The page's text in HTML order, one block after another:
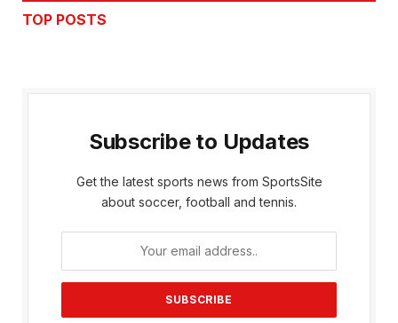
TOP POSTS
Subscribe to Updates
Get the latest sports news from SportsSite
about soccer, football and tennis.